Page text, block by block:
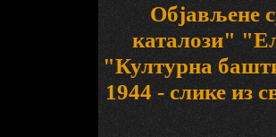
Објављене
каталози"
"Културна
1944 - слике из